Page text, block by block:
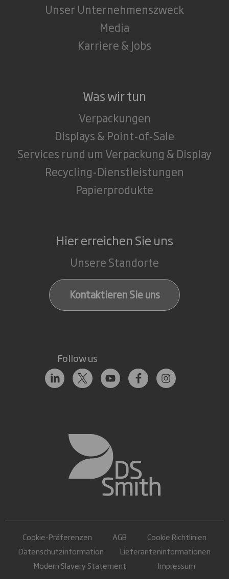
Unser Unternehmenszweck
Media
Karriere & Jobs
Was wir tun
Verpackungen
Displays & Point-of-Sale
Services rund um Verpackung & Display
Recycling-Dienstleistungen
Papierprodukte
Hier erreichen Sie uns
Unsere Standorte
Kontaktieren Sie uns
Follow us
Cookie-Präferenzen AGB
Cookie Richtlinien
Datenschutzinformation
Lieferanteninformationen
Modern Slavery Statement
Impressum